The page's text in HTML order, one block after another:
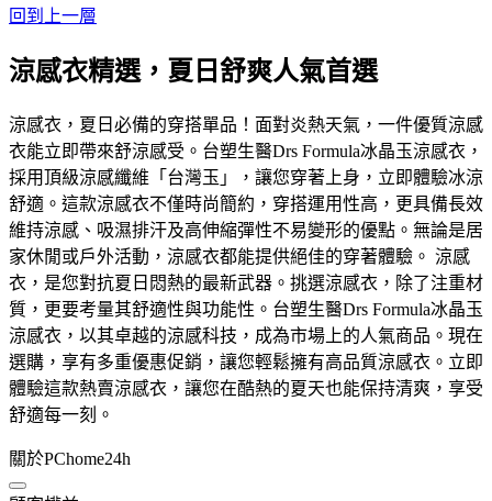
回到上一層
涼感衣精選，夏日舒爽人氣首選
涼感衣，夏日必備的穿搭單品！面對炎熱天氣，一件優質涼感
衣能立即帶來舒涼感受。台塑生醫Drs Formula冰晶玉涼感衣，
採用頂級涼感纖維「台灣玉」，讓您穿著上身，立即體驗冰涼
舒適。這款涼感衣不僅時尚簡約，穿搭運用性高，更具備長效
維持涼感、吸濕排汗及高伸縮彈性不易變形的優點。無論是居
家休閒或戶外活動，涼感衣都能提供絕佳的穿著體驗。 涼感
衣，是您對抗夏日悶熱的最新武器。挑選涼感衣，除了注重材
質，更要考量其舒適性與功能性。台塑生醫Drs Formula冰晶玉
涼感衣，以其卓越的涼感科技，成為市場上的人氣商品。現在
選購，享有多重優惠促銷，讓您輕鬆擁有高品質涼感衣。立即
體驗這款熱賣涼感衣，讓您在酷熱的夏天也能保持清爽，享受
舒適每一刻。
關於PChome24h